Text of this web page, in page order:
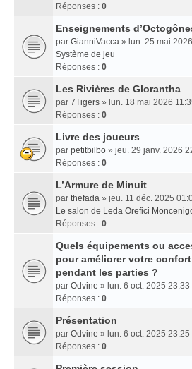
Réponses : 0
Enseignements
par GianniVacca » lun. 25 mai
Système de jeu
Réponses : 0
Les Rivières de Glorantha
par 7Tigers » lun. 18 mai 2026
Réponses : 0
Livre des joueurs
par petitbilbo » jeu. 29 janv. 2026
Réponses : 0
L’Armure de Minuit
par thefada » jeu. 11 déc. 2025
Le salon de Leda Orefici
Réponses : 0
Quels équipements ou
pour améliorer votre
pendant les parties ?
par Odvine » lun. 6 oct. 2025 23:33
Réponses : 0
Présentation
par Odvine » lun. 6 oct. 2025 23:25
Réponses : 0